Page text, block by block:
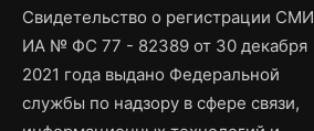
Свидетельство о регистрации СМИ
ИА № ФС 77 - 82389 от 30 декабря
2021 года выдано Федеральной
службы по надзору в сфере связи,